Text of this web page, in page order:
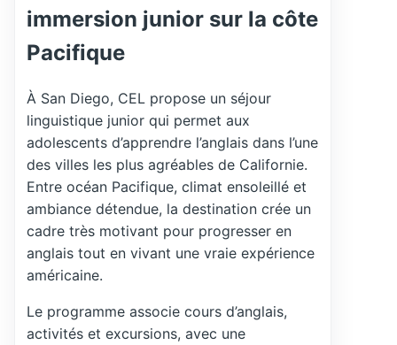
immersion junior sur la côte
Pacifique
À San Diego, CEL propose un séjour
linguistique junior qui permet aux
adolescents d’apprendre l’anglais dans l’une
des villes les plus agréables de Californie.
Entre océan Pacifique, climat ensoleillé et
ambiance détendue, la destination crée un
cadre très motivant pour progresser en
anglais tout en vivant une vraie expérience
américaine.
Le programme associe cours d’anglais,
activités et excursions, avec une